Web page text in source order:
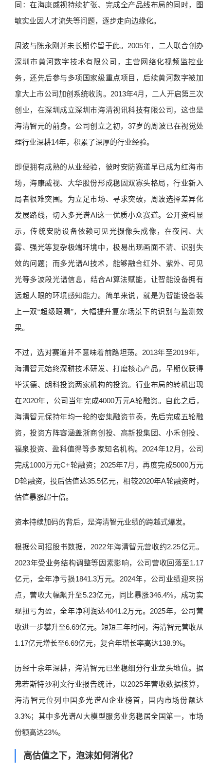
同：在海康威视持续扩张、完成全产品线布局的同时，图
敏实业因人才流失等问题，逐步走向边缘化。
周波与陈永刚并未长期停留于此。2005年，二人联合创办
深圳市黄河数字技术有限公司，主营网络化视频监控业
务，还先后参与多项国家级重点项目，后续黄河数字被加
拿大上市公司加创系统收购。2013年4月，二人开启第三次
创业，在深圳成立深圳市海清视讯科技有限公司，这也是
海清智元的前身。公司创立之初，37岁的周波已在视觉处
理行业深耕14年，积累了深厚的行业经验。
即便拥有成熟的从业经验，彼时安防赛道早已成为红海市
场，海康威视、大华股份形成稳固双寡头格局，行业新入
局者很难突围。为立足市场、寻求突破，周波选择差异化
发展路线，切入多光谱AI这一优质小众赛道。公开资料显
示，传统安防设备依赖可见光摄像头成像，在夜间、大
雾、强光等复杂极端环境中，极易出现画面不清、识别失
效的问题；而多光谱AI技术，能够融合红外、紫外、可见
光等多波段光谱信息，结合AI算法赋能，让智能设备拥有
远超人眼的环境感知能力。简单来说，就是为智能设备装
上一双“超级眼睛”，大幅提升复杂场景下的识别与监测效
果。
不过，选对赛道并不意味着前路坦荡。2013年至2019年，
海清智元始终深耕技术研发、打磨核心产品，早期仅获得
毕沃德、朗科投资两家机构的投资。行业布局的转机出现
在2020年，公司当年完成4000万元A轮融资。自此之后，
海清智元保持年均一轮的密集融资节奏，先后完成五轮融
资，投资方阵容涵盖浙商创投、高新投集团、小禾创投、
福泉投资、盈科值得等多家知名机构。2024年12月，公司
完成1000万元C+轮融资；2025年7月，再度完成5000万元
D轮融资，投后估值达35.5亿元，相较2020年A轮融资时，
估值暴涨超十倍。
资本持续加码的背后，是海清智元业绩的跨越式爆发。
根据公司招股书数据，2022年海清智元营收约2.25亿元。
2023年受业务结构调整等因素影响，公司营收回落至1.17
亿元，全年净亏损1841.3万元。2024年，公司业绩迎来拐
点，营收大幅飙升至5.23亿元，同比暴涨346.4%，成功实
现扭亏为盈，全年净利润达4041.2万元。2025年，公司营
收进一步攀升至6.69亿元。短短三年时间，海清智元营收从
1.17亿元增长至6.69亿元，复合年增长率高达138.9%。
历经十余年深耕，海清智元已坐稳细分行业龙头地位。据
弗若斯特沙利文行业报告统计，以2025年营收数据核算，
海清智元位列中国多光谱AI企业榜首，国内市场份额达
3.3%；其中多光谱AI大模型服务业务稳居全国第一，市场
份额高达23%。
高估值之下，泡沫如何消化？